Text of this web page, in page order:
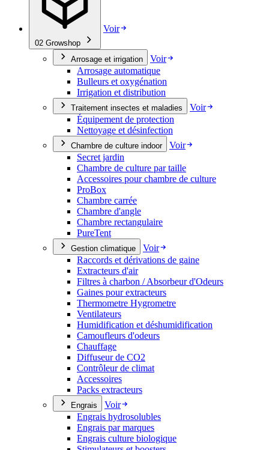
02 Growshop
Voir
Arrosage et irrigation
Voir
Arrosage automatique
Bulleurs et oxygénation
Irrigation et distribution
Traitement insectes et maladies
Voir
Équipement de protection
Nettoyage et désinfection
Chambre de culture indoor
Voir
Secret jardin
Chambre de culture par taille
Accessoires pour chambre de culture
ProBox
Chambre carrée
Chambre d'angle
Chambre rectangulaire
PureTent
Gestion climatique
Voir
Raccords et dérivations de gaine
Extracteurs d'air
Filtres à charbon / Absorbeur d'Odeurs
Gaines pour extracteurs
Thermometre Hygrometre
Ventilateurs
Humidification et déshumidification
Camoufleurs d'odeurs
Chauffage
Diffuseur de CO2
Contrôleur de climat
Accessoires
Packs extracteurs
Engrais
Voir
Engrais hydrosolubles
Engrais par marques
Engrais culture biologique